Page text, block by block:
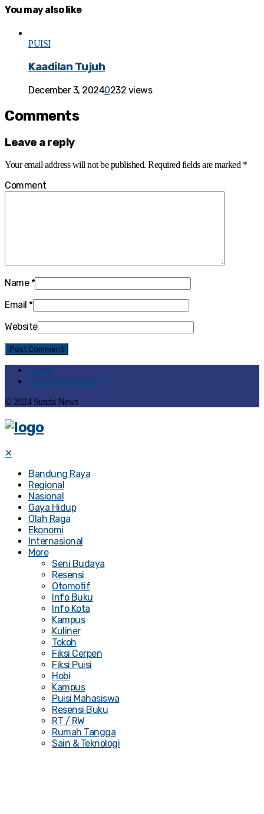
You may also like
PUISI
Kaadilan Tujuh
December 3, 20240232 views
Comments
Leave a reply
Your email address will not be published. Required fields are marked *
Comment
Name *
Email *
Website
Home
Susunan Redaksi
© 2024 Sunda News
✕
Bandung Raya
Regional
Nasional
Gaya Hidup
Olah Raga
Ekonomi
Internasional
More
Seni Budaya
Resensi
Otomotif
Info Buku
Info Kota
Kampus
Kuliner
Tokoh
Fiksi Cerpen
Fiksi Puisi
Hobi
Kampus
Puisi Mahasiswa
Resensi Buku
RT / RW
Rumah Tangga
Sain & Teknologi